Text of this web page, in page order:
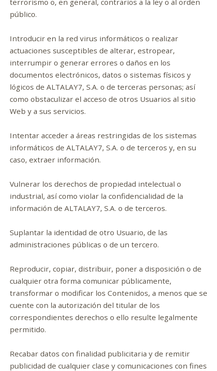
público.
Introducir en la red virus informáticos o realizar
actuaciones susceptibles de alterar, estropear,
interrumpir o generar errores o daños en los
documentos electrónicos, datos o sistemas físicos y
lógicos de ALTALAY7, S.A. o de terceras personas; así
como obstaculizar el acceso de otros Usuarios al sitio
Web y a sus servicios.
Intentar acceder a áreas restringidas de los sistemas
informáticos de ALTALAY7, S.A. o de terceros y, en su
caso, extraer información.
Vulnerar los derechos de propiedad intelectual o
industrial, así como violar la confidencialidad de la
información de ALTALAY7, S.A. o de terceros.
Suplantar la identidad de otro Usuario, de las
administraciones públicas o de un tercero.
Reproducir, copiar, distribuir, poner a disposición o de
cualquier otra forma comunicar públicamente,
transformar o modificar los Contenidos, a menos que se
cuente con la autorización del titular de los
correspondientes derechos o ello resulte legalmente
permitido.
Recabar datos con finalidad publicitaria y de remitir
publicidad de cualquier clase y comunicaciones con fines